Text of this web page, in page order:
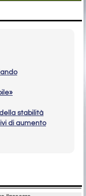
stabilità
di aumento